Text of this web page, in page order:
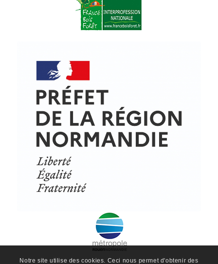
Notre site utilise des cookies. Ceci nous permet d'obtenir des